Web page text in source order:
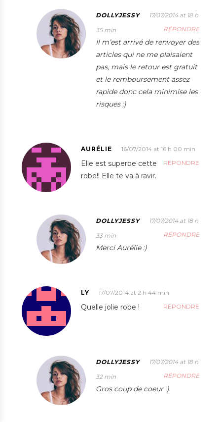
DOLLYJESSY
17/07/2014 at 18 h
35 min
RÉPONDRE
Il m’est arrivé de renvoyer des
articles qui ne me plaisaient
pas, mais le retour est gratuit
et le remboursement assez
rapide donc cela minimise les
risques ;)
AURÉLIE
16/07/2014 at 16 h 00 min
RÉPONDRE
Elle est superbe cette
robe!! Elle te va à ravir.
DOLLYJESSY
17/07/2014 at 18 h
33 min
RÉPONDRE
Merci Aurélie :)
LY
17/07/2014 at 2 h 44 min
RÉPONDRE
Quelle jolie robe !
DOLLYJESSY
17/07/2014 at 18 h
32 min
RÉPONDRE
Gros coup de coeur :)